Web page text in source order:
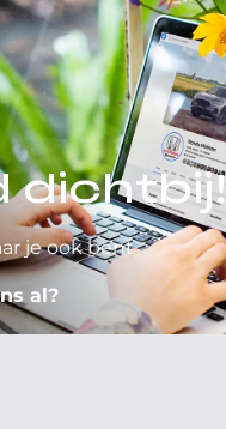
dichtbij!
je ook bent
al?